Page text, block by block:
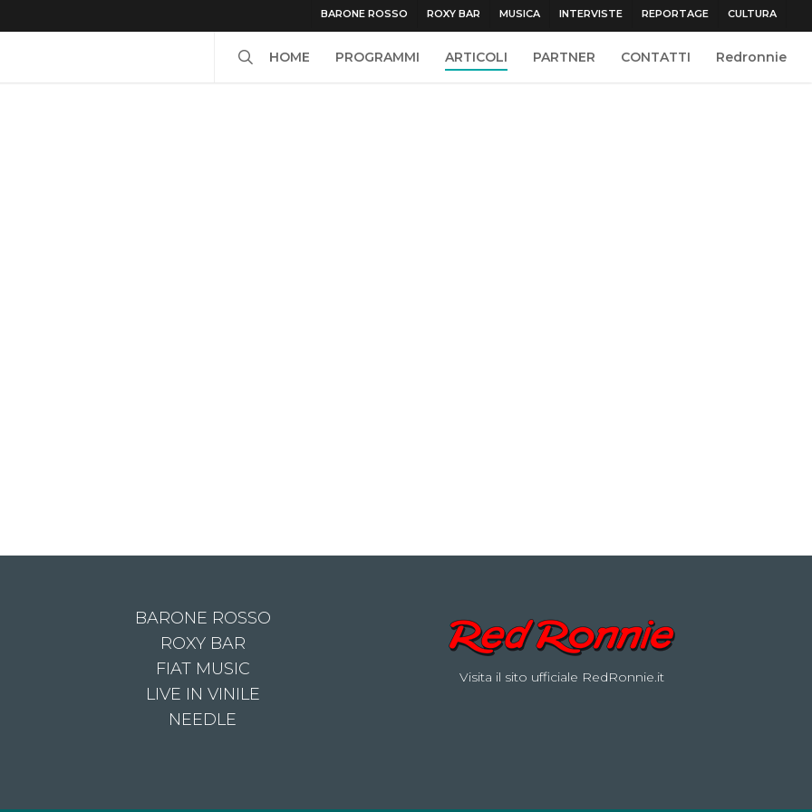
BARONE ROSSO ROXY BAR MUSICA INTERVISTE REPORTAGE CULTURA
HOME PROGRAMMI ARTICOLI PARTNER CONTATTI Redronnie
BARONE ROSSO
ROXY BAR
FIAT MUSIC
LIVE IN VINILE
NEEDLE
Visita il sito ufficiale RedRonnie.it